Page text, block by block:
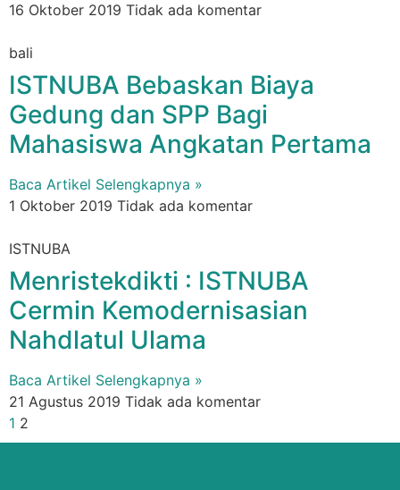
16 Oktober 2019 Tidak ada komentar
bali
ISTNUBA Bebaskan Biaya
Gedung dan SPP Bagi
Mahasiswa Angkatan Pertama
Baca Artikel Selengkapnya »
1 Oktober 2019 Tidak ada komentar
ISTNUBA
Menristekdikti : ISTNUBA
Cermin Kemodernisasian
Nahdlatul Ulama
Baca Artikel Selengkapnya »
21 Agustus 2019 Tidak ada komentar
1 2